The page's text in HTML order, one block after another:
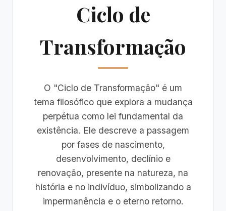
Ciclo de
Transformação
O "Ciclo de Transformação" é um
tema filosófico que explora a mudança
perpétua como lei fundamental da
existência. Ele descreve a passagem
por fases de nascimento,
desenvolvimento, declínio e
renovação, presente na natureza, na
história e no indivíduo, simbolizando a
impermanência e o eterno retorno.